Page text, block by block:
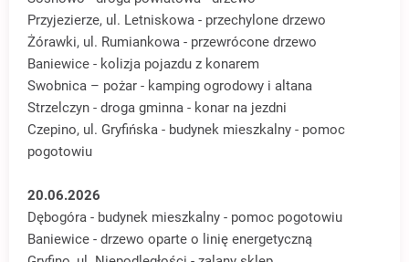
Przyjezierze, ul. Letniskowa - przechylone drzewo
Żórawki, ul. Rumiankowa - przewrócone drzewo
Baniewice - kolizja pojazdu z konarem
Swobnica – pożar - kamping ogrodowy i altana
Strzelczyn - droga gminna - konar na jezdni
Czepino, ul. Gryfińska - budynek mieszkalny - pomoc
pogotowiu
20.06.2026
Dębogóra - budynek mieszkalny - pomoc pogotowiu
Baniewice - drzewo oparte o linię energetyczną